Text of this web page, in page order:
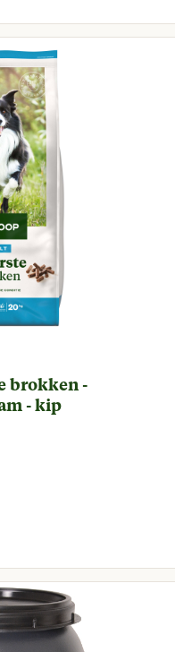
54,95
brokken -
- kip
€ 40,76